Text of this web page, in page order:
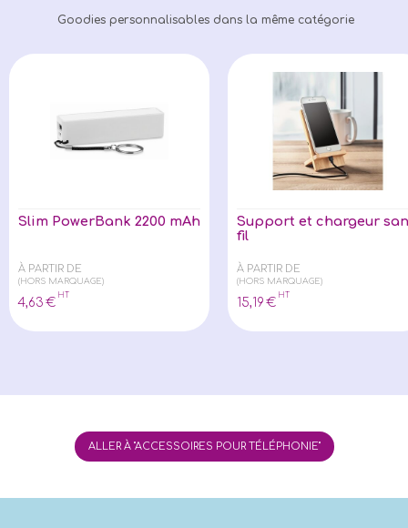
Goodies personnalisables dans la même catégorie
Slim PowerBank 2200 mAh
À PARTIR DE
(HORS MARQUAGE)
4,63 €
HT
Support et chargeur
fil
À PARTIR DE
(HORS MARQUAGE)
15,19 €
HT
ALLER À "ACCESSOIRES POUR TÉLÉPHONIE"